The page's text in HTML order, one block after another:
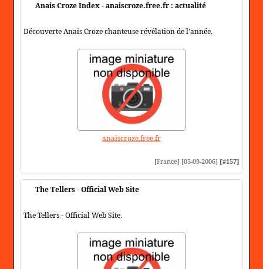
Anais Croze Index - anaiscroze.free.fr : actualité
Découverte Anais Croze chanteuse révélation de l'année.
anaiscroze.free.fr
[France] [03-09-2006] [#157]
The Tellers - Official Web Site
The Tellers - Official Web Site.